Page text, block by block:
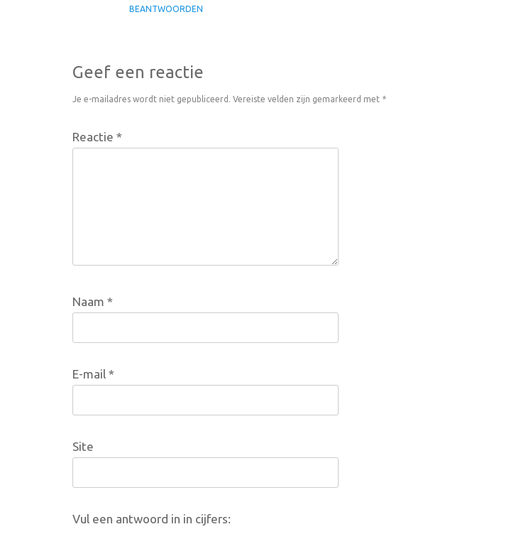
BEANTWOORDEN
Geef een reactie
Je e-mailadres wordt niet gepubliceerd. Vereiste velden zijn gemarkeerd met *
Reactie *
Naam *
E-mail *
Site
Vul een antwoord in in cijfers: